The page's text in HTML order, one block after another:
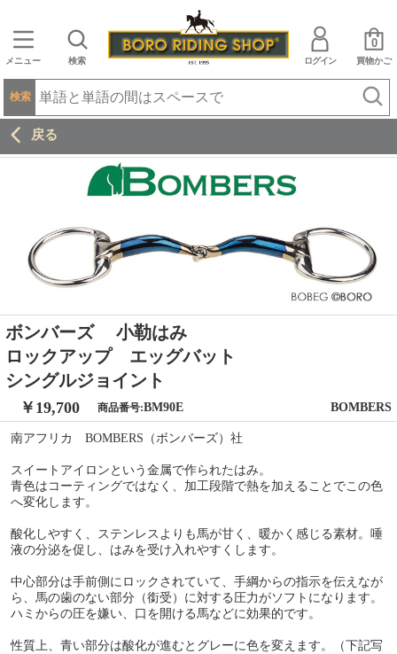
メニュー 検索 ログイン 買物かご
0
検索
戻る
ボンバーズ 小勒はみ
ロックアップ エッグバット
シングルジョイント
￥19,700 商品番号:BM90E BOMBERS
南アフリカ BOMBERS（ボンバーズ）社
スイートアイロンという金属で作られたはみ。
青色はコーティングではなく、加工段階で熱を加えることでこの色
へ変化します。
酸化しやすく、ステンレスよりも馬が甘く、暖かく感じる素材。唾
液の分泌を促し、はみを受け入れやすくします。
中心部分は手前側にロックされていて、手綱からの指示を伝えなが
ら、馬の歯のない部分（銜受）に対する圧力がソフトになります。
ハミからの圧を嫌い、口を開ける馬などに効果的です。
性質上、青い部分は酸化が進むとグレーに色を変えます。（下記写